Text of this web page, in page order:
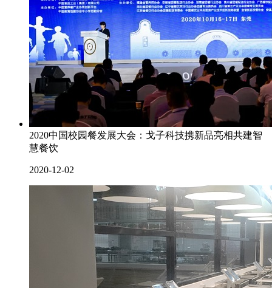
2020中国校园餐发展大会：戈子科技携新品亮相共建智
慧餐饮
2020-12-02